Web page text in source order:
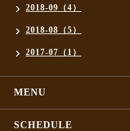
2018-09（4）
2018-08（5）
2017-07（1）
MENU
SCHEDULE